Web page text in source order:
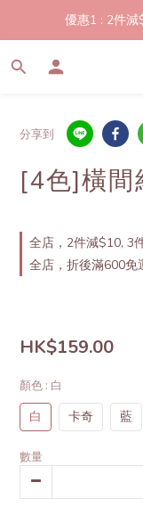
2件起包郵!(
優惠1 : 2件
優惠2: 立即登記
分享到
[4色]橫間
全店，2件減$10, 3
全店，折後滿600免
HK$159.00
顏色 : 白
白 卡奇 藍
數量